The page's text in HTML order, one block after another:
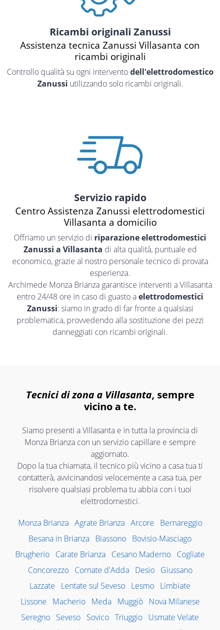
Ricambi originali Zanussi
Assistenza tecnica Zanussi Villasanta con
ricambi originali
Controllo qualità su ogni interventodell'elettrodomestico
Zanussi utilizzando solo ricambi originali.
Servizio rapido
Centro Assistenza Zanussi elettrodomestici
Villasanta a domicilio
Offriamo un servizio di riparazione elettrodomestici
Zanussi a Villasanta di alta qualità, puntuale ed
economico, grazie al nostro personale tecnico di provata
esperienza.
Archimede Monza Brianza garantisce interventi a Villasanta
entro 24/48 ore in caso di guasto aelettrodomestici
Zanussi: siamo in grado di far fronte a qualsiasi
problematica, provvedendo alla sostituzione dei pezzi
danneggiati con ricambi originali.
Tecnici di zona a Villasanta, sempre
vicino a te.
Siamo presenti a Villasanta e in tutta la provincia di
Monza Brianza con un servizio capillare e sempre
aggiornato.
Dopo la tua chiamata, il tecnico più vicino a casa tua ti
contatterà, avvicinandosi velocemente a casa tua, per
risolvere qualsiasi problema tu abbia con i tuoi
elettrodomestici.
Monza Brianza Agrate Brianza Arcore
Bernareggio
Besana in Brianza Biassono Bovisio-Masciago
Brugherio Carate Brianza Cesano Maderno Cogliate
Concorezzo
Cornate d'Adda Desio
Giussano
Lazzate
Lentate sul Seveso Lesmo Limbiate
Lissone
Macherio Meda Muggiò
Nova Milanese
Seregno Seveso Sovico Triuggio Usmate Velate